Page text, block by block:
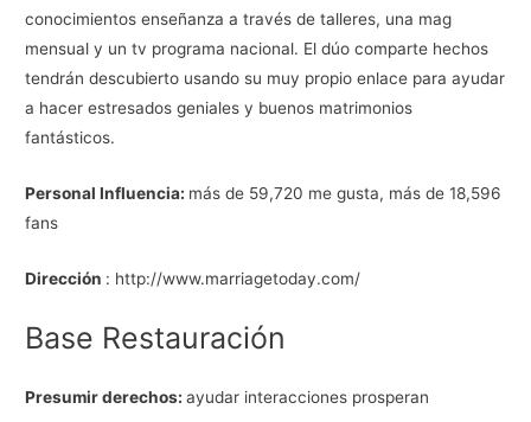
conocimientos enseñanza a través de talleres, una mag
mensual y un tv programa nacional. El dúo comparte hechos
tendrán descubierto usando su muy propio enlace para ayudar
a hacer estresados geniales y buenos matrimonios
fantásticos.
Personal Influencia: más de 59,720 me gusta, más de 18,596
fans
Dirección : http://www.marriagetoday.com/
Base Restauración
Presumir derechos:ayudar interacciones prosperan